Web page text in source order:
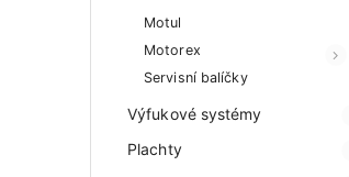
Motul
Motorex
Servisní balíčky
Výfukové systémy
Plachty